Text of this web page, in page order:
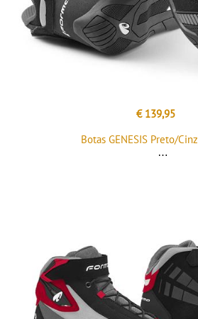
€ 139,95
Botas GENESIS Preto/